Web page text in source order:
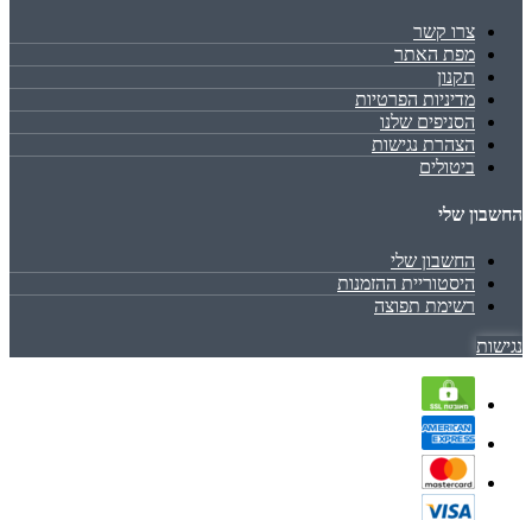
צרו קשר
מפת האתר
תקנון
מדיניות הפרטיות
הסניפים שלנו
הצהרת נגישות
ביטולים
החשבון שלי
החשבון שלי
היסטוריית ההזמנות
רשימת תפוצה
נגישות